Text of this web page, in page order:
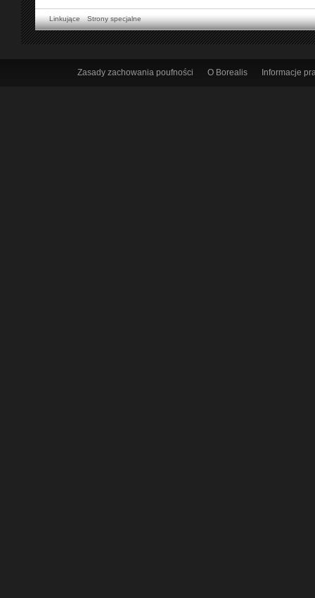
Linkujące Strony specjalne
Zasady zachowania poufności O Borealis Informacje